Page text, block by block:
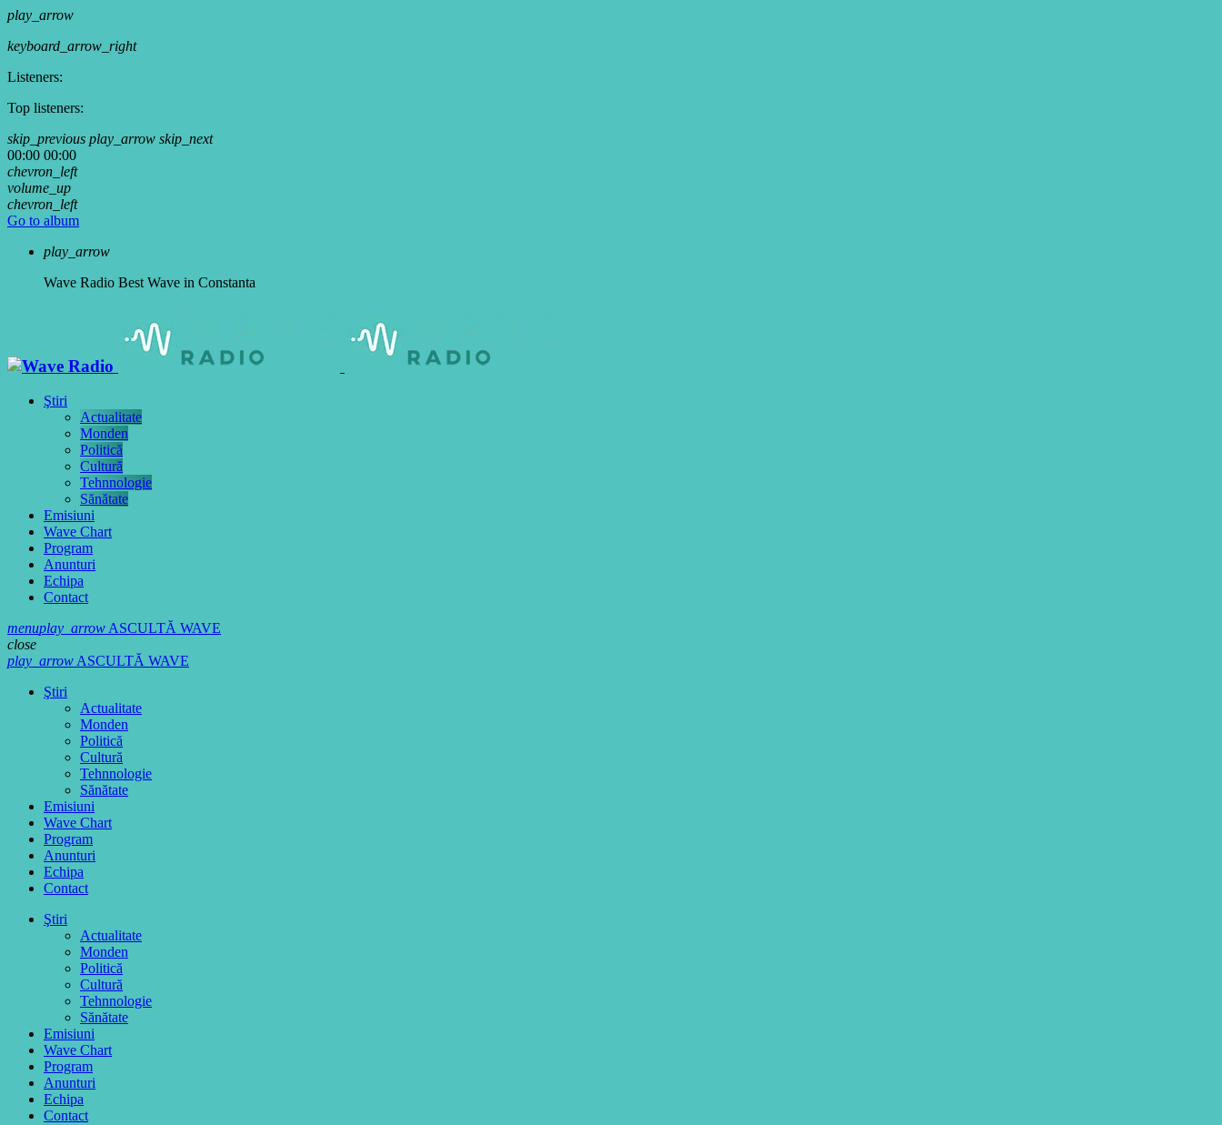
play_arrow
keyboard_arrow_right
Listeners:
Top listeners:
skip_previous play_arrow skip_next
00:00 00:00
chevron_left
volume_up
chevron_left
Go to album
play_arrow
Wave Radio Best Wave in Constanta
Ştiri
Actualitate
Monden
Politică
Cultură
Tehnnologie
Sănătate
Emisiuni
Wave Chart
Program
Anunturi
Echipa
Contact
menuplay_arrowASCULTĂ WAVE
close
play_arrowASCULTĂ WAVE
Ştiri
Actualitate
Monden
Politică
Cultură
Tehnnologie
Sănătate
Emisiuni
Wave Chart
Program
Anunturi
Echipa
Contact
Ştiri
Actualitate
Monden
Politică
Cultură
Tehnnologie
Sănătate
Emisiuni
Wave Chart
Program
Anunturi
Echipa
Contact